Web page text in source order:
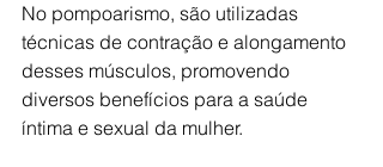
No pompoarismo, são utilizadas
técnicas de contração e alongamento
desses músculos, promovendo
diversos benefícios para a saúde
íntima e sexual da mulher.